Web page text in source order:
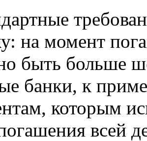
на момент
быть больше
банки, к
которым
всей